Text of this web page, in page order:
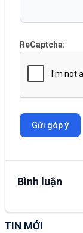
ReCaptcha:
Gửi góp ý
Bình luận
TIN MỚI